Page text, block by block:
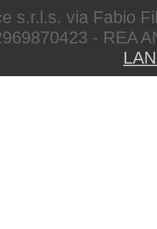
s.r.l.s. via Fabio
- REA